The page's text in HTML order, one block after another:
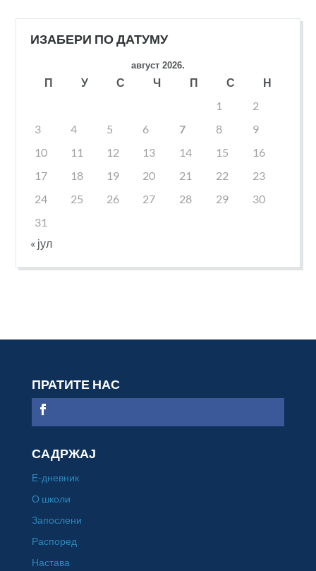
ИЗАБЕРИ ПО ДАТУМУ
август 2026.
П У С Ч П С
Н
1
2
3
4 5 6 7 8
9
10
11 12 13 14 15
16
17
18 19 20 21 22
23
24
25 26 27 28 29
30
31
« јул
ПРАТИТЕ НАС
САДРЖАЈ
Е-дневник
О школи
Запослени
Распоред
Настава